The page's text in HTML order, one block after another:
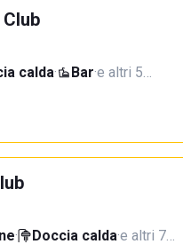
calda· Bar·e altri 5…
· Doccia calda·e altri 7…